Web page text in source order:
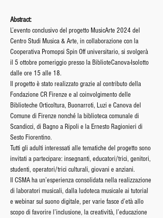
Abstract:
L’evento conclusivo del progetto MusicArte 2024 del
Centro Studi Musica & Arte, in collaborazione con la
Cooperativa Promopsi Spin Off universitario, si svolgerà
il 5 ottobre pomeriggio presso la BiblioteCanova-Isolotto
dalle ore 15 alle 18.
Il progetto è stato realizzato grazie al contributo della
Fondazione CR Firenze e al coinvolgimento delle
Biblioteche Orticoltura, Buonarroti, Luzi e Canova del
Comune di Firenze nonché la biblioteca comunale di
Scandicci, di Bagno a Ripoli e la Ernesto Ragionieri di
Sesto Fiorentino.
Tutti gli adulti interessati alle tematiche del progetto sono
invitati a partecipare: insegnanti, educatori/trici, genitori,
studenti, operatori/trici culturali, giovani e anziani.
Il CSMA ha un’esperienza consolidata nella realizzazione
di laboratori musicali, dalla ludoteca musicale ai tutorial
e webinar sul suono digitale, per varie fasce d’età allo
scopo di favorire l’inclusione, la creatività, l’educazione